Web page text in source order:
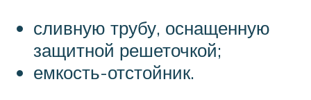
сливную трубу, оснащенную
защитной решеточкой;
емкость-отстойник.